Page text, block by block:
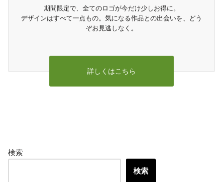
期間限定で、全てのロゴが今だけ少しお得に。
デザインはすべて一点もの。気になる作品との出会いを、どう
ぞお見逃しなく。
詳しくはこちら
検索
検索